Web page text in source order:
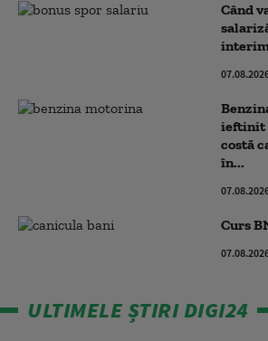
Când
ieftinit
costă
în...
Curs
ULTIMELE ȘTIRI DIGI24